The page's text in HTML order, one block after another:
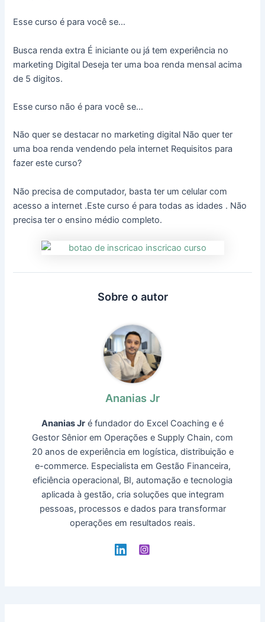
Esse curso é para você se…
Busca renda extra É iniciante ou já tem experiência no
marketing Digital Deseja ter uma boa renda mensal acima
de 5 digitos.
Esse curso não é para você se…
Não quer se destacar no marketing digital Não quer ter
uma boa renda vendendo pela internet Requisitos para
fazer este curso?
Não precisa de computador, basta ter um celular com
acesso a internet .Este curso é para todas as idades . Não
precisa ter o ensino médio completo.
Sobre o autor
Ananias Jr
Ananias Jr é fundador do Excel Coaching e é
Gestor Sênior em Operações e Supply Chain, com
20 anos de experiência em logística, distribuição e
e-commerce. Especialista em Gestão Financeira,
eficiência operacional, BI, automação e tecnologia
aplicada à gestão, cria soluções que integram
pessoas, processos e dados para transformar
operações em resultados reais.